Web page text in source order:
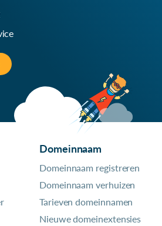
Domeinnaam
Domeinnaam registreren
Domeinnaam verhuizen
Tarieven domeinnamen
Nieuwe domeinextensies